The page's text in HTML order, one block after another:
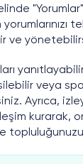
ve
veya
Ayrıca,
kurarak,